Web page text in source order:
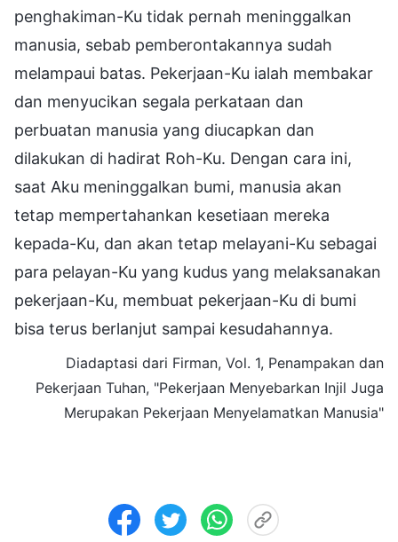
penghakiman-Ku tidak pernah meninggalkan
manusia, sebab pemberontakannya sudah
melampaui batas. Pekerjaan-Ku ialah membakar
dan menyucikan segala perkataan dan
perbuatan manusia yang diucapkan dan
dilakukan di hadirat Roh-Ku. Dengan cara ini,
saat Aku meninggalkan bumi, manusia akan
tetap mempertahankan kesetiaan mereka
kepada-Ku, dan akan tetap melayani-Ku sebagai
para pelayan-Ku yang kudus yang melaksanakan
pekerjaan-Ku, membuat pekerjaan-Ku di bumi
bisa terus berlanjut sampai kesudahannya.
Diadaptasi dari Firman, Vol. 1, Penampakan dan
Pekerjaan Tuhan, "Pekerjaan Menyebarkan Injil Juga
Merupakan Pekerjaan Menyelamatkan Manusia"